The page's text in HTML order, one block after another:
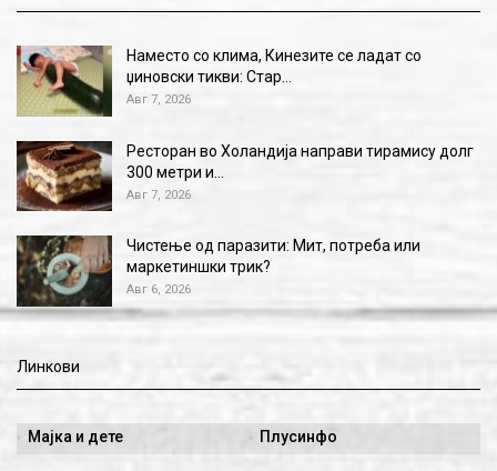
Наместо со клима, Кинезите се ладат со
џиновски тикви: Стар…
Авг 7, 2026
Ресторан во Холандија направи тирамису долг
300 метри и…
Авг 7, 2026
Чистење од паразити: Мит, потреба или
маркетиншки трик?
Авг 6, 2026
Линкови
Мајка и дете Плусинфо